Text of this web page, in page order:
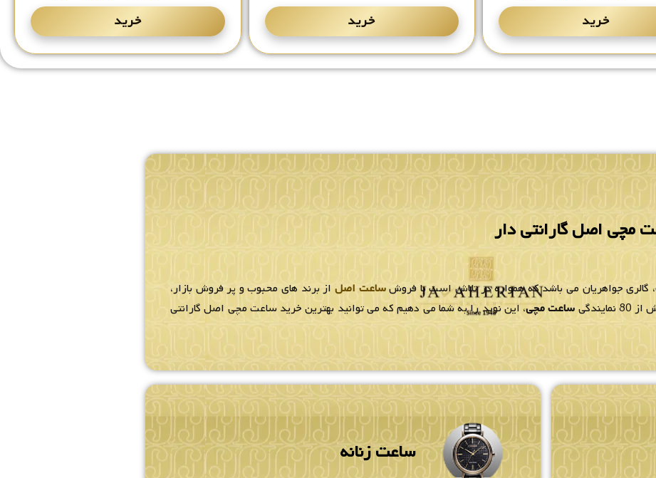
خرید خرید خرید
مچی اصل گارانتی دار
، گالری جواهریان می باشد که همواره در تلاش است با فروشساعت اصل از برند های محبوب و پر فروش بازار،
ساعت مچی، این نوید را به شما می دهیم که می توانید بهترین خرید ساعت مچی اصل گارانتی
ساعت زنانه